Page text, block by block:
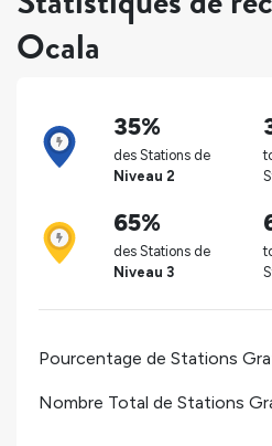
Ocala
35%
des Stations de
Niveau 2
65%
des Stations de
Niveau 3
Pourcentage de Stations
Nombre Total de Stations